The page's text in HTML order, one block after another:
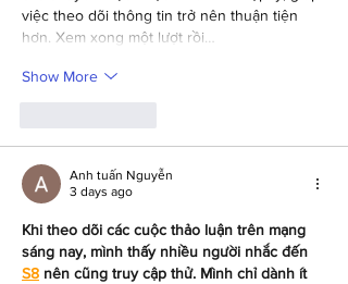
việc theo dõi thông tin trở nên thuận tiện
hơn. Xem xong một lượt rồi…
Show More
Anh tuấn Nguyễn
3 days ago
Khi theo dõi các cuộc thảo luận trên mạng
sáng nay, mình thấy nhiều người nhắc đến
S8 nên cũng truy cập thử. Mình chỉ dành ít